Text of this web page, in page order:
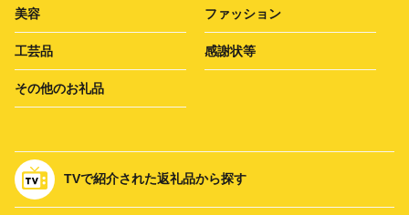
美容 ファッション
工芸品 感謝状等
その他のお礼品
TVで紹介された返礼品から探す